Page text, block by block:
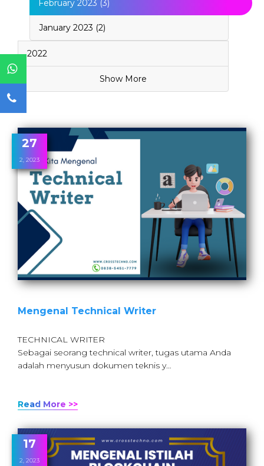
February 2023 (3)
January 2023 (2)
2022
Show More
27
2, 2023
Mengenal Technical Writer
TECHNICAL WRITER
Sebagai seorang technical writer, tugas utama Anda
adalah menyusun dokumen teknis y…
Read More >>
17
2, 2023